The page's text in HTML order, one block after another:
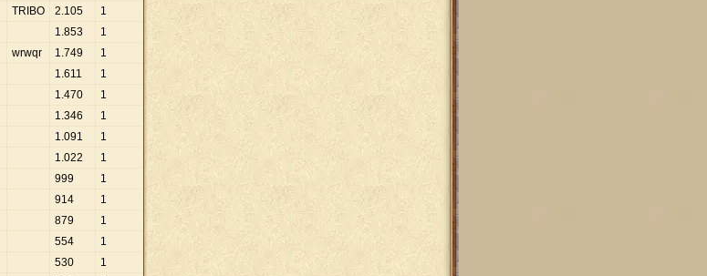
TRIBO 2.105
1
1.853
1
wrwqr 1.749
1
1.611
1
1.470
1
1.346
1
1.091
1
1.022
1
999
1
914
1
879
1
554
1
530
1